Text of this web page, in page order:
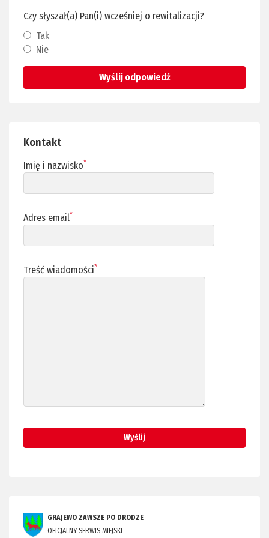
Czy słyszał(a) Pan(i) wcześniej o rewitalizacji?
Tak
Nie
Wyślij odpowiedź
Kontakt
Imię i nazwisko*
Adres email*
Treść wiadomości*
GRAJEWO ZAWSZE PO DRODZE
OFICJALNY SERWIS MIEJSKI